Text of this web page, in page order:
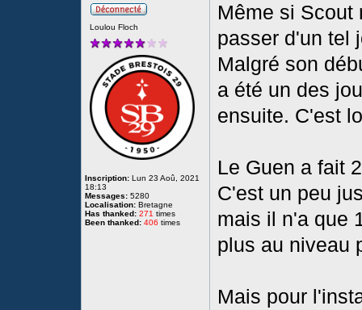
Loulou Floch
Inscription: Lun 23 Aoû, 2021
18:13
Messages: 5280
Localisation: Bretagne
Has thanked: 271 times
Been thanked: 406 times
Même si Scout
passer d'un tel
Malgré son
a été un des
ensuite. C'est
Le Guen a fait
C'est un peu
mais il n'a que
plus au niveau
Mais pour